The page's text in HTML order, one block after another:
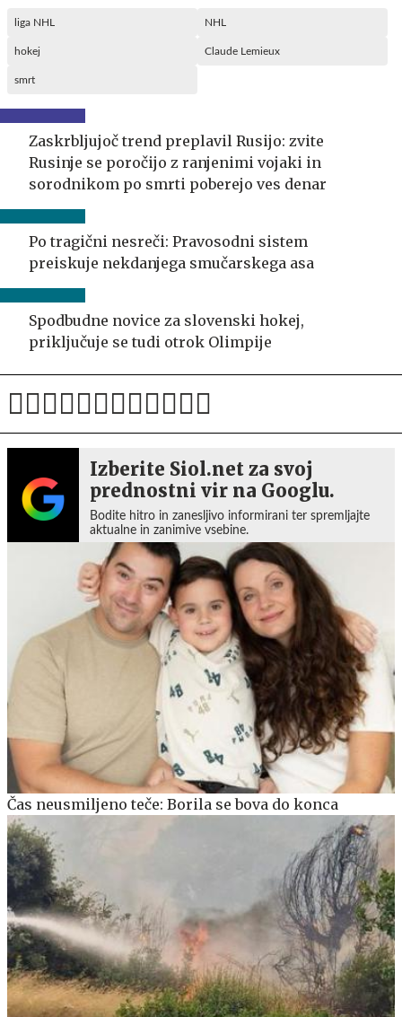
liga NHL NHL
hokej Claude Lemieux
smrt
Zaskrbljujoč trend preplavil Rusijo: zvite
Rusinje se poročijo z ranjenimi vojaki in
sorodnikom po smrti poberejo ves denar
Po tragični nesreči: Pravosodni sistem
preiskuje nekdanjega smučarskega asa
Spodbudne novice za slovenski hokej,
priključuje se tudi otrok Olimpije
Izberite Siol.net za svoj
prednostni vir na Googlu.
Bodite hitro in zanesljivo informirani ter spremljajte
aktualne in zanimive vsebine.
Čas neusmiljeno teče: Borila se bova do konca